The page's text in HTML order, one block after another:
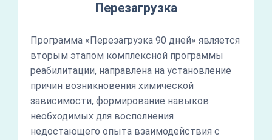
Перезагрузка
Программа «Перезагрузка 90 дней» является
вторым этапом комплексной программы
реабилитации, направлена на установление
причин возникновения химической
зависимости, формирование навыков
необходимых для восполнения
недостающего опыта взаимодействия с